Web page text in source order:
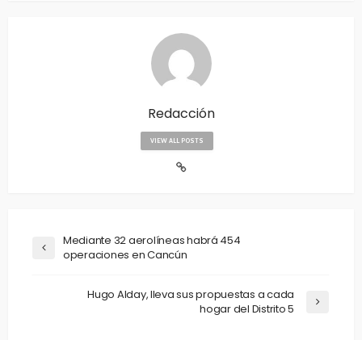
Redacción
VIEW ALL POSTS
Mediante 32 aerolíneas habrá 454
operaciones en Cancún
Hugo Alday, lleva sus propuestas a cada
hogar del Distrito 5